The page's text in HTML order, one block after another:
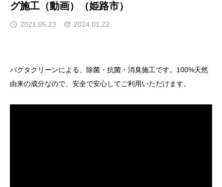
グ施工（動画）（姫路市）
2021.05.23 2024.01.22
バクタクリーンによる、除菌・抗菌・消臭施工です。100%天然
由来の成分なので、安全で安心してご利用いただけます。